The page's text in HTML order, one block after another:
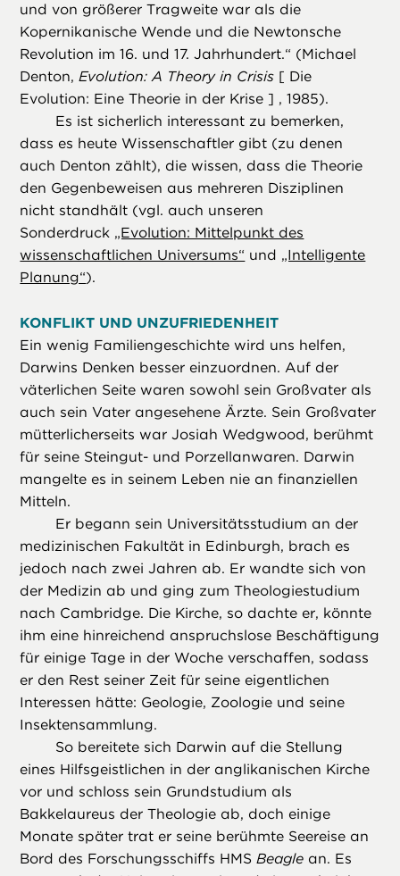
und von größerer Tragweite war als die
Kopernikanische Wende und die Newtonsche
Revolution im 16. und 17. Jahrhundert.“ (Michael
Denton,Evolution: A Theory in Crisis [ Die
Evolution: Eine Theorie in der Krise ] , 1985).
Es ist sicherlich interessant zu bemerken,
dass es heute Wissenschaftler gibt (zu denen
auch Denton zählt), die wissen, dass die Theorie
den Gegenbeweisen aus mehreren Disziplinen
nicht standhält (vgl. auch unseren
Sonderdruck „Evolution: Mittelpunkt des
wissenschaftlichen Universums“ und „Intelligente
Planung“).
KONFLIKT UND UNZUFRIEDENHEIT
Ein wenig Familiengeschichte wird uns helfen,
Darwins Denken besser einzuordnen. Auf der
väterlichen Seite waren sowohl sein Großvater als
auch sein Vater angesehene Ärzte. Sein Großvater
mütterlicherseits war Josiah Wedgwood, berühmt
für seine Steingut- und Porzellanwaren. Darwin
mangelte es in seinem Leben nie an finanziellen
Mitteln.
Er begann sein Universitätsstudium an der
medizinischen Fakultät in Edinburgh, brach es
jedoch nach zwei Jahren ab. Er wandte sich von
der Medizin ab und ging zum Theologiestudium
nach Cambridge. Die Kirche, so dachte er, könnte
ihm eine hinreichend anspruchslose Beschäftigung
für einige Tage in der Woche verschaffen, sodass
er den Rest seiner Zeit für seine eigentlichen
Interessen hätte: Geologie, Zoologie und seine
Insektensammlung.
So bereitete sich Darwin auf die Stellung
eines Hilfsgeistlichen in der anglikanischen Kirche
vor und schloss sein Grundstudium als
Bakkelaureus der Theologie ab, doch einige
Monate später trat er seine berühmte Seereise an
Bord des Forschungsschiffs HMSBeagle an. Es